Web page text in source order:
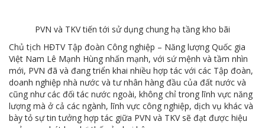
PVN và TKV tiến tới sử dụng chung hạ tầng kho bãi
Chủ tịch HĐTV Tập đoàn Công nghiệp – Năng lượng Quốc gia
Việt Nam Lê Mạnh Hùng nhấn mạnh, với sứ mệnh và tầm nhìn
mới, PVN đã và đang triển khai nhiều hợp tác với các Tập đoàn,
doanh nghiệp nhà nước và tư nhân hàng đầu của đất nước và
cũng như các đối tác nước ngoài, không chỉ trong lĩnh vực năng
lượng mà ở cả các ngành, lĩnh vực công nghiệp, dịch vụ khác và
bày tỏ sự tin tưởng hợp tác giữa PVN và TKV sẽ đạt được hiệu